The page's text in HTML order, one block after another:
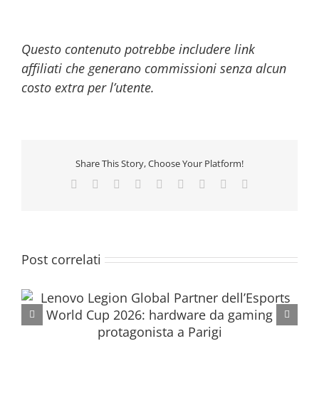
Questo contenuto potrebbe includere link
affiliati che generano commissioni senza alcun
costo extra per l’utente.
Share This Story, Choose Your Platform!
Facebook
TwitterReddit LinkedInWhatsApp
TumblrPinterest
Post correlati